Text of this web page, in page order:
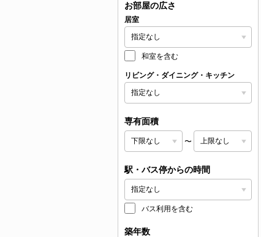
お部屋の広さ
居室
和室を含む
リビング・ダイニング・キッチン
専有面積
〜
駅・バス停からの時間
バス利用を含む
築年数